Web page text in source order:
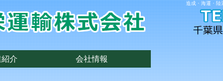
造成・海運・
介 会社情報